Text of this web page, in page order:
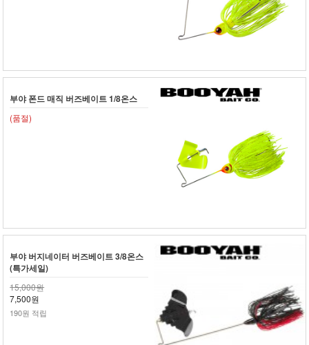
부야 폰드 매직 버즈베이트 1/8온스
(품절)
부야 버지네이터 버즈베이트 3/8온스
(특가세일)
15,000원
7,500원
190원 적립